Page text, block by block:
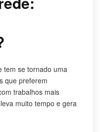
tem se tornado uma
que preferem
trabalhos mais
muito tempo e gera